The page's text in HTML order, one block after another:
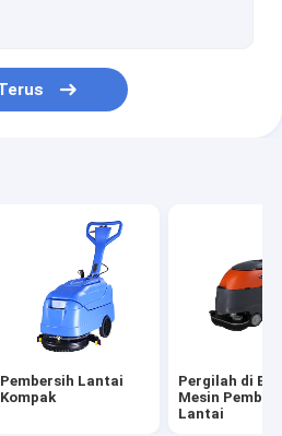
Pembersih Lantai
Kompak
Pergilah di
Mesin
Lantai